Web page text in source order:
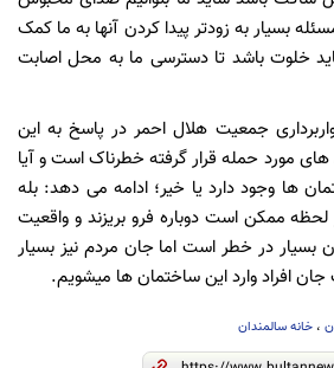
بسیار به زودتر پیدا کردن آنها به ما کمک
خلوت باشد تا دسترسی ما به محل اصابت
جمعیت هلال احمر در پاسخ به این
مورد حمله قرار گرفته خطرناک است و آیا
ها وجود دارد یا خیر؛ ادامه می دهد: بله
ممکن است دوباره فرو بریزند و واقعیت
بسیار در خطر است اما جان مردم نیز بسیار
افراد وارد این ساختمان ها میشویم.
، خانه سالمندان